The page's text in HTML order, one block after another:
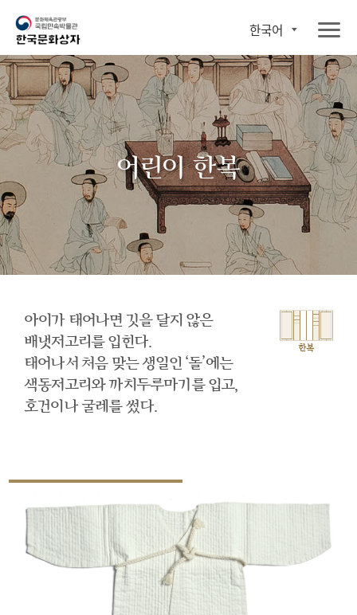
한국어
어린이 한복
아이가 태어나면 깃을 달지 않은
배냇저고리를 입힌다.
태어나서 처음 맞는 생일인 ‘돌’에는
색동저고리와 까치두루마기를 입고,
호건이나 굴레를 썼다.
한복